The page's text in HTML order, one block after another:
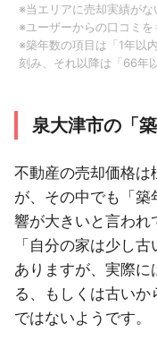
※当エリアに売却実績がな
※ユーザーからの口コミを
※築年数の項目は「1年以
刻み、それ以降は「66年
泉大津市の「
不動産の売却価格は
が、その中でも「
響が大きいと言われ
「自分の家は少し
ありますが、実際に
る、もしくは古い
ではないようです。